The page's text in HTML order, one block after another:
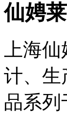
仙娉
上海
计、生
品系